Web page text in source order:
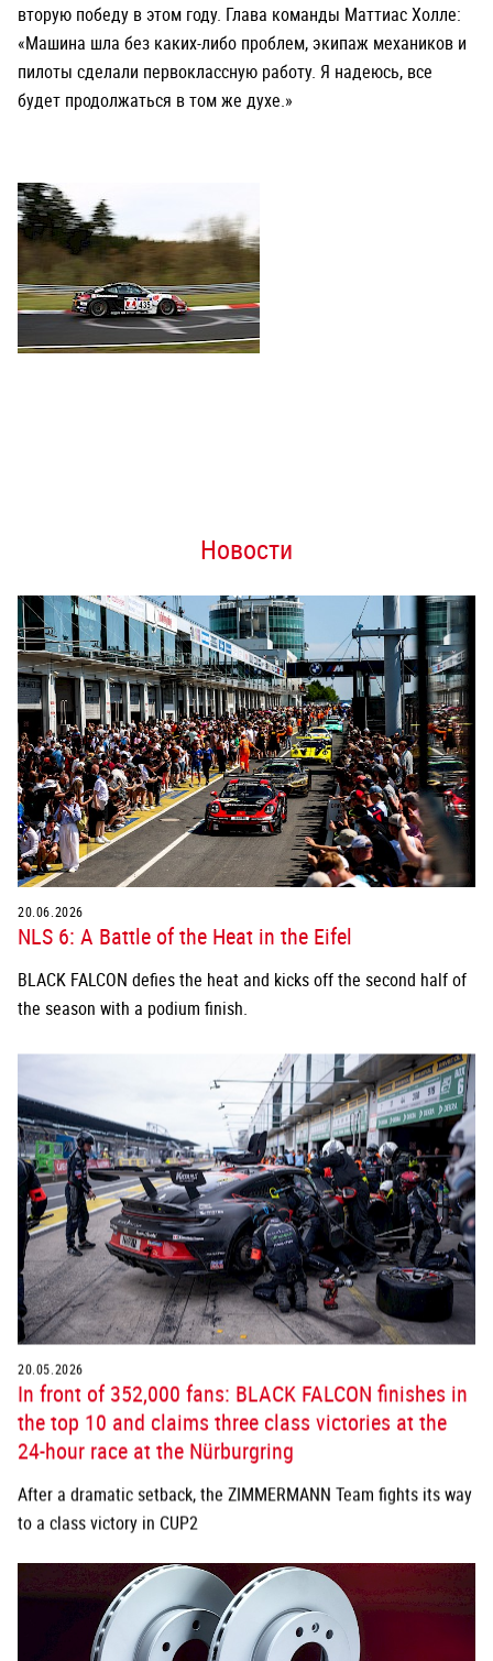
вторую победу в этом году. Глава команды Маттиас Холле:
«Машина шла без каких-либо проблем, экипаж механиков и
пилоты сделали первоклассную работу. Я надеюсь, все
будет продолжаться в том же духе.»
Новости
20.06.2026
NLS 6: A Battle of the Heat in the Eifel
BLACK FALCON defies the heat and kicks off the second half of
the season with a podium finish.
20.05.2026
In front of 352,000 fans: BLACK FALCON finishes in
the top 10 and claims three class victories at the
24-hour race at the Nürburgring
After a dramatic setback, the ZIMMERMANN Team fights its way
to a class victory in CUP2